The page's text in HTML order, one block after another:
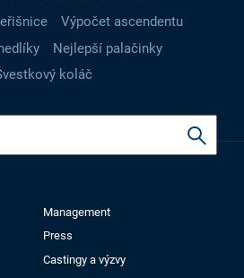
Výpočet ascendentu
Nejlepší palačinky
koláč
Management
Press
Castingy a výzvy